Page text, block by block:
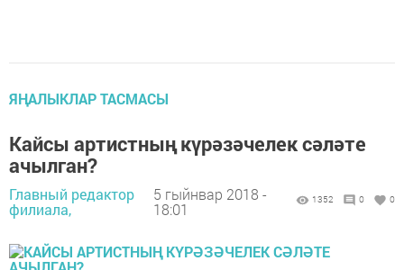
ЯҢАЛЫКЛАР ТАСМАСЫ
Кайсы артистның күрәзәчелек сәләте
ачылган?
Главный редактор
филиала,
5 гыйнвар 2018 -
18:01
1352 0 0